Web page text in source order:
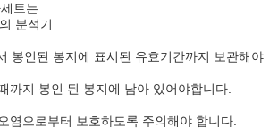
트는
분석기
봉인된 봉지에 표시된 유효기간까지 보관해야
까지 봉인 된 봉지에 남아 있어야합니다.
염으로부터 보호하도록 주의해야 합니다.